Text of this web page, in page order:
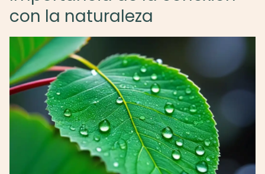
con la naturaleza